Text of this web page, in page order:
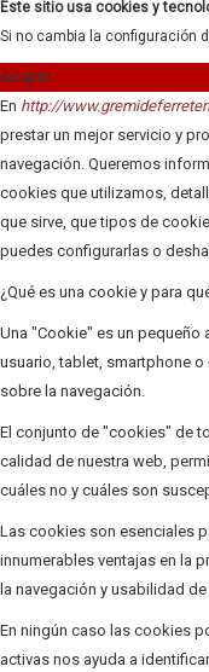
Este sitio usa cookies y
Si no cambia la configuración
Acepto
En http://
prestar un mejor servicio y
navegación. Queremos
cookies que utilizamos,
que sirve, que tipos de
puedes configurarlas o
¿Qué es una cookie y para
Una "Cookie" es un pequeño
usuario, tablet, smartphone
sobre la navegación.
El conjunto de "cookies" de
calidad de nuestra web,
cuáles no y cuáles son
Las cookies son esenciales
innumerables ventajas en la
la navegación y usabilidad
En ningún caso las cookies
activas nos ayuda a